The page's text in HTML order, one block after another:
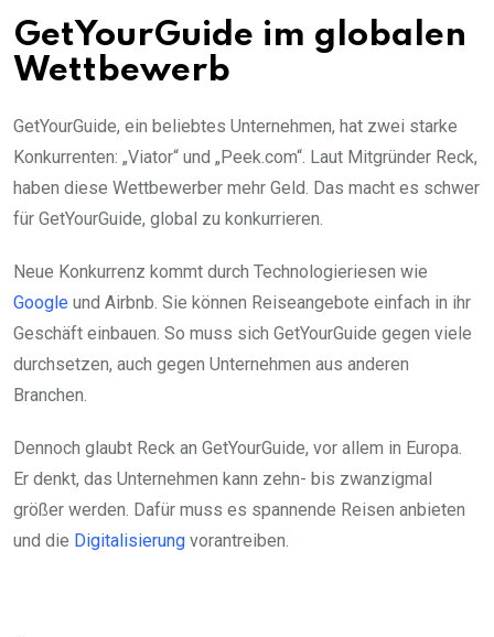
GetYourGuide im globalen
Wettbewerb
GetYourGuide, ein beliebtes Unternehmen, hat zwei starke
Konkurrenten: „Viator“ und „Peek.com“. Laut Mitgründer Reck,
haben diese Wettbewerber mehr Geld. Das macht es schwer
für GetYourGuide, global zu konkurrieren.
Neue Konkurrenz kommt durch Technologieriesen wie
Google und Airbnb. Sie können Reiseangebote einfach in ihr
Geschäft einbauen. So muss sich GetYourGuide gegen viele
durchsetzen, auch gegen Unternehmen aus anderen
Branchen.
Dennoch glaubt Reck an GetYourGuide, vor allem in Europa.
Er denkt, das Unternehmen kann zehn- bis zwanzigmal
größer werden. Dafür muss es spannende Reisen anbieten
und die Digitalisierung vorantreiben.